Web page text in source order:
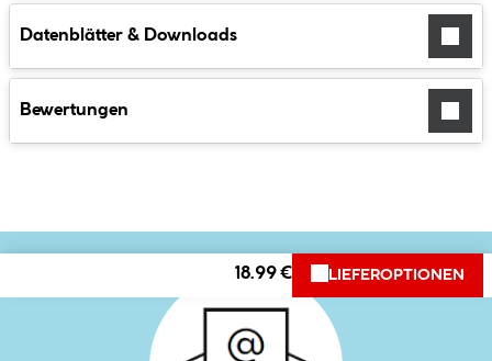
Datenblätter & Downloads
Bewertungen
18.99 € LIEFEROPTIONEN